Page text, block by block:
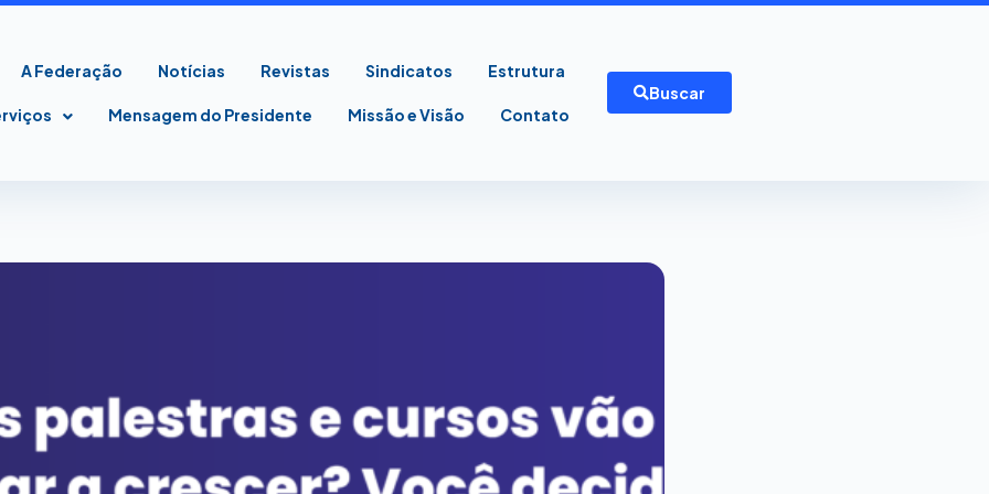
A Federação Notícias Revistas Sindicatos Estrutura
Mensagem do Presidente Missão e Visão Contato
Buscar